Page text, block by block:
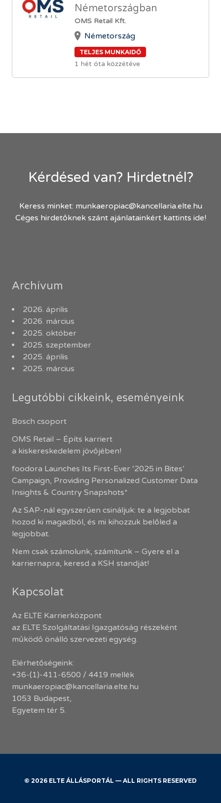
Németországban
OMS Retail Kft.
Németország
TELJES MUNKAIDŐ
1 hét óta közzétéve
Kérdésed van? Hirdetnél?
Keress minket: munkaeropiac@kancellaria.elte.hu
Céges hirdetőknek szánt ajánlatainkért kattints ide!
Archívum
2026. április
2026. március
2025. október
2025. szeptember
2025. április
2025. március
Legutóbbi cikkeink, eseményeink
Bosch csoport
OMS Retail – Építs karriert
a kiskereskedelem jövőjében!
foodora Launches Its First-Ever ‘2025 in Bites’
Campaign, Providing Personalized Customer Data
Insights & Country Snapshots*
Az SAP-nál egyszerűen csináljuk: te a legjobbat
hozod ki magadból, és mi kihozzuk belőled a
legjobbat.
Nem csak számolunk, számítunk – Gyere el a
karriernapra, keresd a KSH standját!
Kapcsolat
Az ELTE Karrierközpont
az ELTE Szolgáltatási Igazgatóság részeként
működő önálló szervezeti egység.
Elérhetőségeink:
+36-(1)-411-6500 / 4419 mellék
munkaeropiac@kancellaria.elte.hu
1053 Budapest,
Egyetem tér 5.
© 2026 ELTE ÁLLÁSPORTÁL — ALL RIGHTS RESERVED